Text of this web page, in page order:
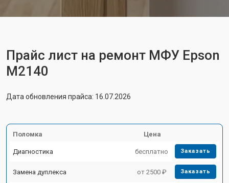
Прайс лист на ремонт МФУ Epson
M2140
Дата обновления прайса: 16.07.2026
Поломка Цена
Диагностика бесплатно Заказать
Замена дуплекса от 2500 ₽ Заказать